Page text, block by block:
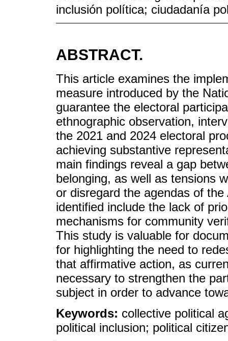
inclusión política; ciudadanía
ABSTRACT.
This article examines the
measure introduced by the
guarantee the electoral
ethnographic observation,
the 2021 and 2024 electoral
achieving substantive
main findings reveal a gap
belonging, as well as tensions
or disregard the agendas of
identified include the lack of
mechanisms for community
This study is valuable for
for highlighting the need to
that affirmative action, as
necessary to strengthen the
subject in order to advance
Keywords: collective political
political inclusion; political